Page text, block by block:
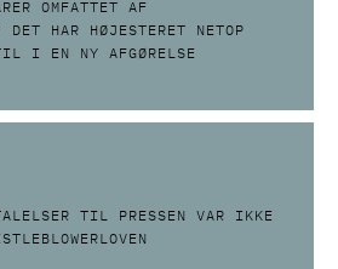
OMFATTET AF
DET HAR HØJESTERET NETOP
I EN NY AFGØRELSE
TIL PRESSEN VAR IKKE